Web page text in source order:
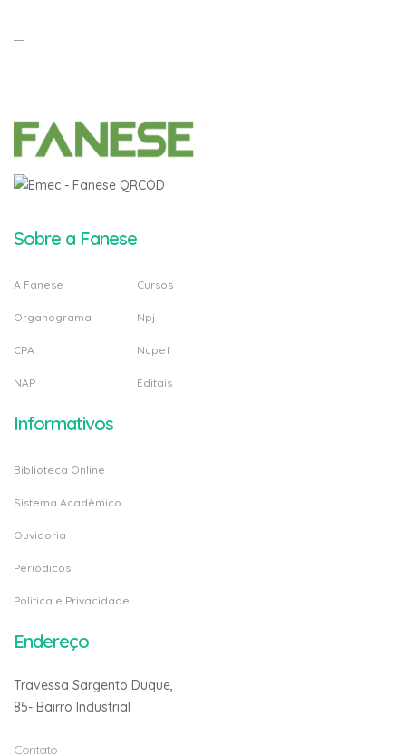
Sobre a Fanese
A Fanese
Organograma
CPA
NAP
Cursos
Npj
Nupef
Editais
Informativos
Biblioteca Online
Sistema Acadêmico
Ouvidoria
Periódicos
Politica e Privacidade
Endereço
Travessa Sargento Duque,
85- Bairro Industrial
Contato